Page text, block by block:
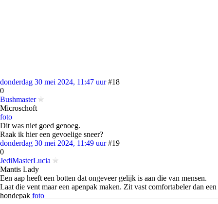
donderdag 30 mei 2024, 11:47 uur #18
0
Bushmaster
Microschoft
foto
Dit was niet goed genoeg.
Raak ik hier een gevoelige sneer?
donderdag 30 mei 2024, 11:49 uur #19
0
JediMasterLucia
Mantis Lady
Een aap heeft een botten dat ongeveer gelijk is aan die van mensen.
Laat die vent maar een apenpak maken. Zit vast comfortabeler dan een
hondepak foto